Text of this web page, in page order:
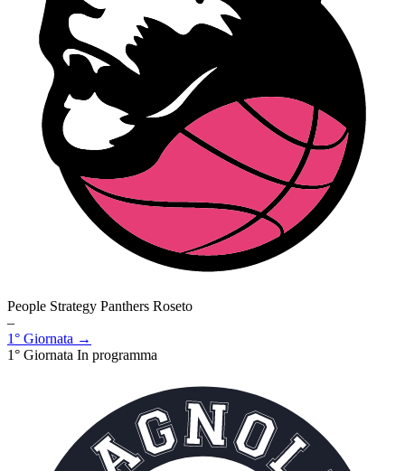
People Strategy Panthers Roseto
–
1° Giornata →
1° Giornata In programma